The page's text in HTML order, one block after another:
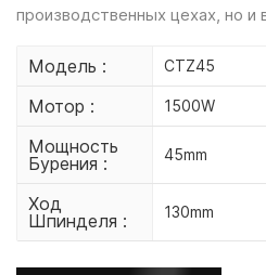
производственных цехах, но
Модель : CTZ45
Мотор : 1500W
Мощность
Бурения :
45mm
Ход
Шпинделя :
130mm